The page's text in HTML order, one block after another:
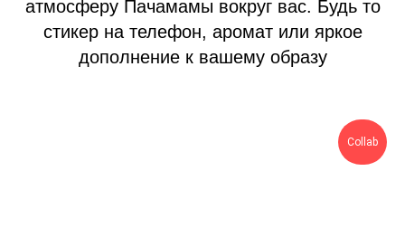
атмосферу Пачамамы вокруг вас. Будь то
стикер на телефон, аромат или яркое
дополнение к вашему образу
Collab